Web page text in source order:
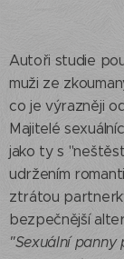
Autoři studie
muži ze
co je výrazněji
Majitelé
jako ty s
udržením
ztrátou
bezpečnější
"Sexuální